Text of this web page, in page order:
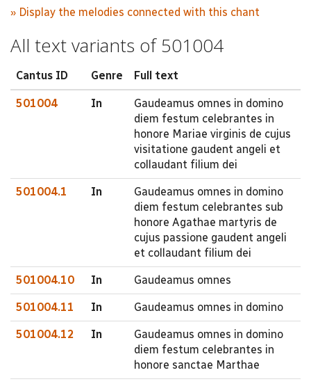
» Display the melodies connected with this chant
All text variants of 501004
Cantus ID Genre Full text
501004 In
Gaudeamus omnes in domino
diem festum celebrantes in
honore Mariae virginis de cujus
visitatione gaudent angeli et
collaudant filium dei
501004.1 In
Gaudeamus omnes in domino
diem festum celebrantes sub
honore Agathae martyris de
cujus passione gaudent angeli
et collaudant filium dei
501004.10 In Gaudeamus omnes
501004.11 In Gaudeamus omnes in domino
501004.12 In
Gaudeamus omnes in domino
diem festum celebrantes in
honore sanctae Marthae